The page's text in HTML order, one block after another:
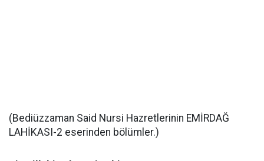
(Bediüzzaman Said Nursi Hazretlerinin EMİRDAĞ
LAHİKASI-2 eserinden bölümler.)